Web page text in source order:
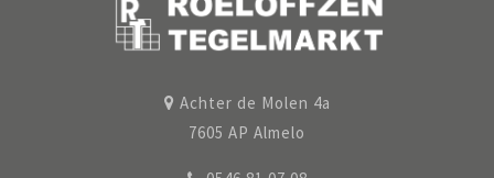
Achter de Molen 4a
7605 AP Almelo